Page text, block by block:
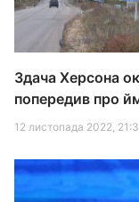
Здача Херсона
попередив про
12 листопада 2022,